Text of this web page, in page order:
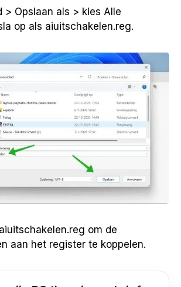
> Opslaan als > kies Alle
op als aiuitschakelen.reg.
om de
aan het register te koppelen.